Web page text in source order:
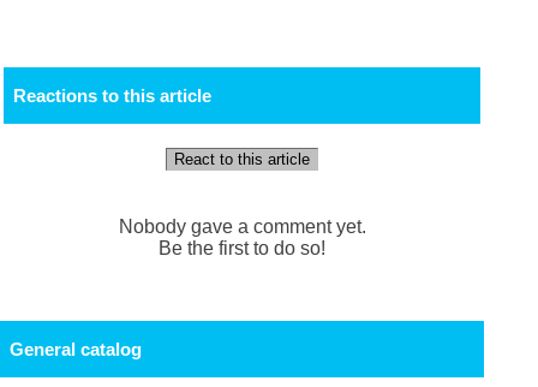
Reactions to this article
React to this article
Nobody gave a comment yet.
Be the first to do so!
General catalog